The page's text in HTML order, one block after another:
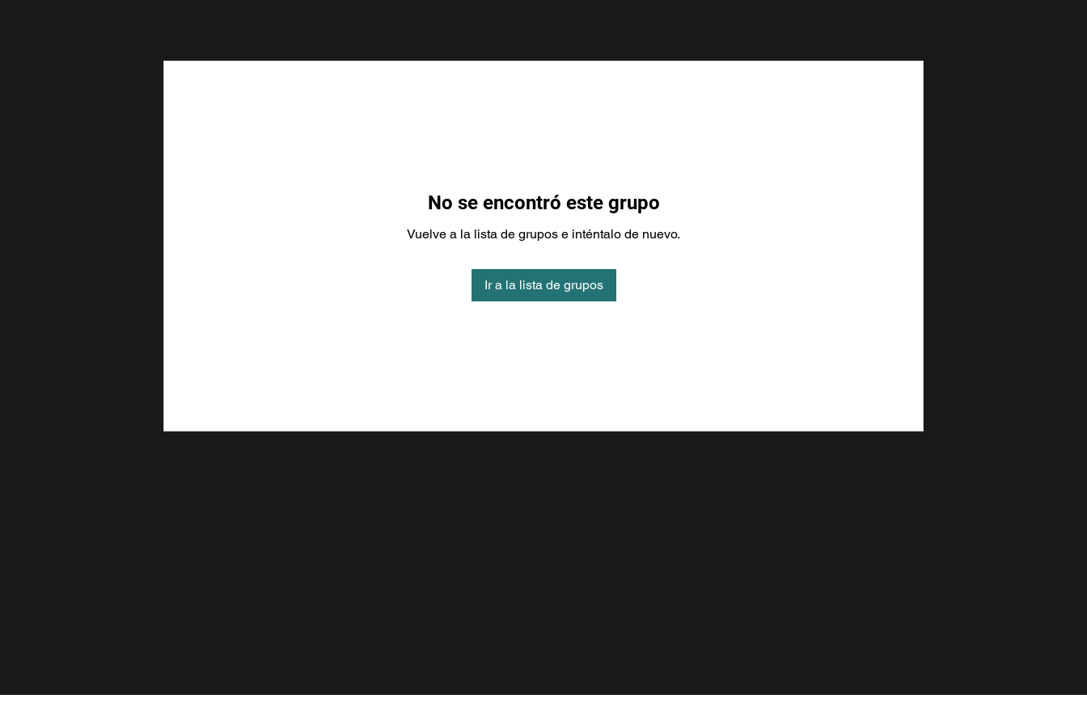
No se encontró este grupo
Vuelve a la lista de grupos e inténtalo de nuevo.
Ir a la lista de grupos